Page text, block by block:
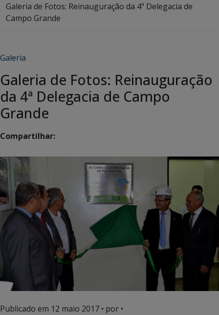
Galeria de Fotos: Reinauguração da 4ª Delegacia de
Campo Grande
Galeria
Galeria de Fotos: Reinauguração
da 4ª Delegacia de Campo
Grande
Compartilhar:
Publicado em 12 maio 2017 • por •